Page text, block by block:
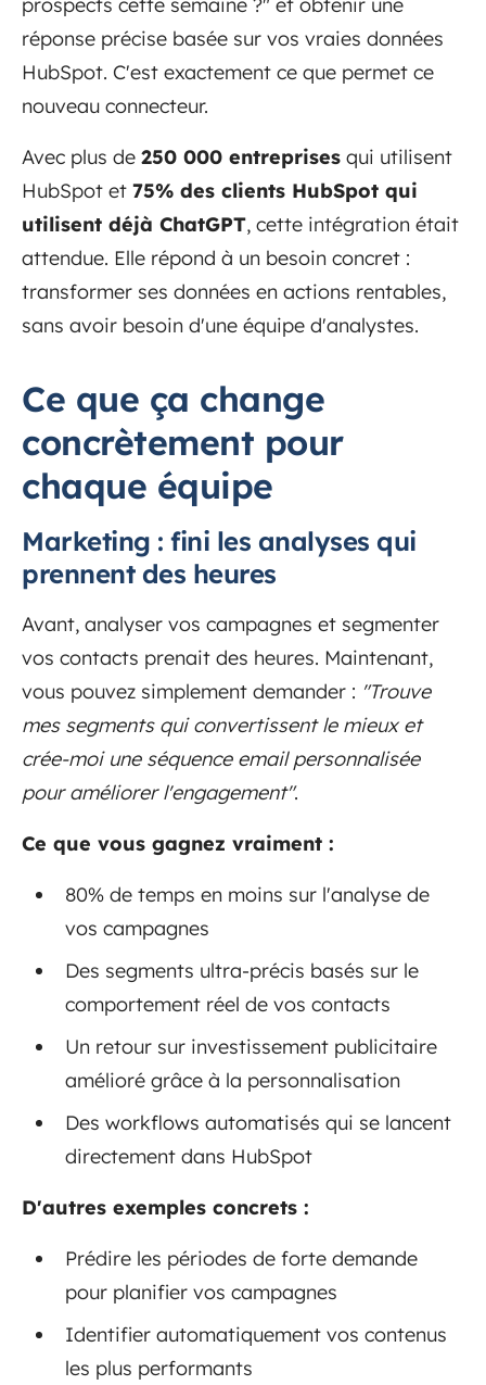
réponse précise basée sur vos vraies données
HubSpot. C'est exactement ce que permet ce
nouveau connecteur.
Avec plus de 250 000 entreprises qui utilisent
HubSpot et 75% des clients HubSpot qui
utilisent déjà ChatGPT, cette intégration était
attendue. Elle répond à un besoin concret :
transformer ses données en actions rentables,
sans avoir besoin d'une équipe d'analystes.
Ce que ça change
concrètement pour
chaque équipe
Marketing : fini les analyses qui
prennent des heures
Avant, analyser vos campagnes et segmenter
vos contacts prenait des heures. Maintenant,
vous pouvez simplement demander : "Trouve
mes segments qui convertissent le mieux et
crée-moi une séquence email personnalisée
pour améliorer l'engagement".
Ce que vous gagnez vraiment :
80% de temps en moins sur l'analyse de
vos campagnes
Des segments ultra-précis basés sur le
comportement réel de vos contacts
Un retour sur investissement publicitaire
amélioré grâce à la personnalisation
Des workflows automatisés qui se lancent
directement dans HubSpot
D'autres exemples concrets :
Prédire les périodes de forte demande
pour planifier vos campagnes
Identifier automatiquement vos contenus
les plus performants